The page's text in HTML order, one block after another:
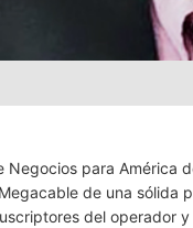
Negocios para América
de una sólida
del operador